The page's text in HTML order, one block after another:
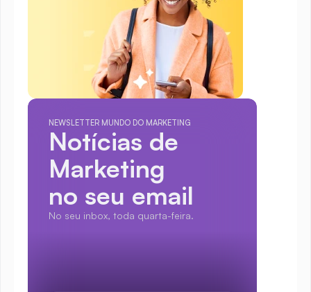
NEWSLETTER MUNDO DO MARKETING
Notícias de
Marketing
no seu email
No seu inbox, toda quarta-feira.